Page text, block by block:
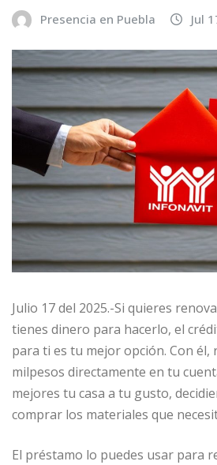
Presencia en Puebla Jul
Julio 17 del 2025.-Si quieres
tienes dinero para hacerlo, el
para ti es tu mejor opción. Con él,
milpesos directamente en tu
mejores tu casa a tu gusto,
comprar los materiales que
El préstamo lo puedes usar para